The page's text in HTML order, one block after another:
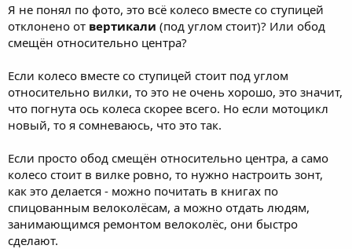
Я не понял по фото, это всё колесо вместе со ступицей
отклонено от вертикали (под углом стоит)? Или обод
смещён относительно центра?
Если колесо вместе со ступицей стоит под углом
относительно вилки, то это не очень хорошо, это значит,
что погнута ось колеса скорее всего. Но если мотоцикл
новый, то я сомневаюсь, что это так.
Если просто обод смещён относительно центра, а само
колесо стоит в вилке ровно, то нужно настроить зонт,
как это делается - можно почитать в книгах по
спицованным велоколёсам, а можно отдать людям,
занимающимся ремонтом велоколёс, они быстро
сделают.